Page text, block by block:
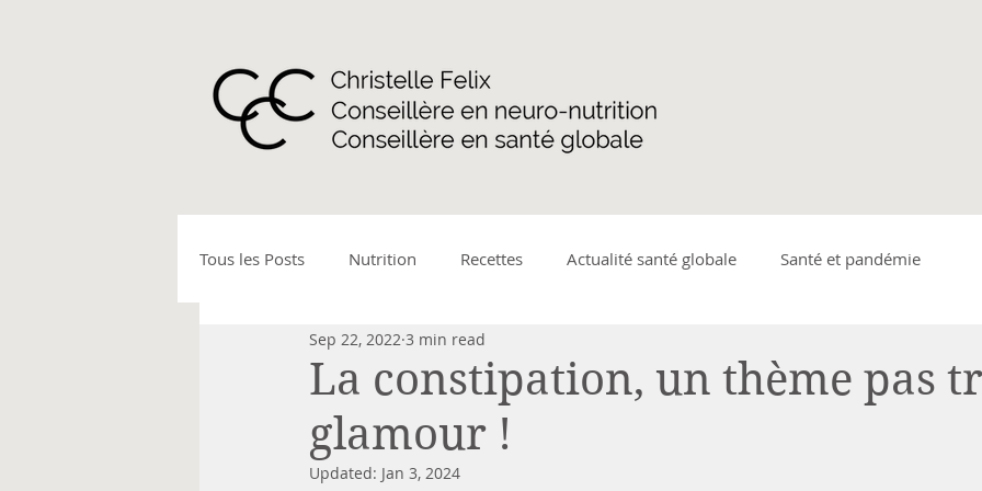
Tous les Posts Nutrition Recettes Actualité santé globale Santé et pandémie
Activité physique - marche nordique
Allergies et intolérances Maladies gastro-intestinales
La constipation, un thème pas
glamour !
Sep 22, 2022 3 min read
Updated: Jan 3, 2024